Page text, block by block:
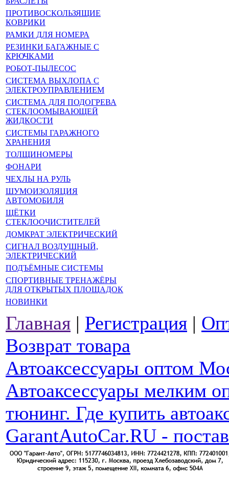
ПРОТИВОСКОЛЬЗЯЩИЕ
КОВРИКИ
РАМКИ ДЛЯ НОМЕРА
РЕЗИНКИ БАГАЖНЫЕ С
КРЮЧКАМИ
РОБОТ-ПЫЛЕСОС
СИСТЕМА ВЫХЛОПА С
ЭЛЕКТРОУПРАВЛЕНИЕМ
СИСТЕМА ДЛЯ ПОДОГРЕВА
СТЕКЛООМЫВАЮЩЕЙ
ЖИДКОСТИ
СИСТЕМЫ ГАРАЖНОГО
ХРАНЕНИЯ
ТОЛЩИНОМЕРЫ
ФОНАРИ
ЧЕХЛЫ НА РУЛЬ
ШУМОИЗОЛЯЦИЯ
АВТОМОБИЛЯ
ЩЁТКИ
СТЕКЛООЧИСТИТЕЛЕЙ
ДОМКРАТ ЭЛЕКТРИЧЕСКИЙ
СИГНАЛ ВОЗДУШНЫЙ,
ЭЛЕКТРИЧЕСКИЙ
ПОДЪЁМНЫЕ СИСТЕМЫ
СПОРТИВНЫЕ ТРЕНАЖЁРЫ
ДЛЯ ОТКРЫТЫХ ПЛОЩАДОК
НОВИНКИ
Главная | Регистрация |
Возврат товара
Автоаксессуары оптом
Автоаксессуары мелким
тюнинг. Где купить
GarantAutoCar.RU -